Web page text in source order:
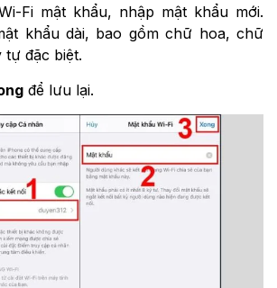
Fi mật khẩu, nhập mật khẩu mới.
khẩu dài, bao gồm chữ hoa, chữ
tự đặc biệt.
để lưu lại.